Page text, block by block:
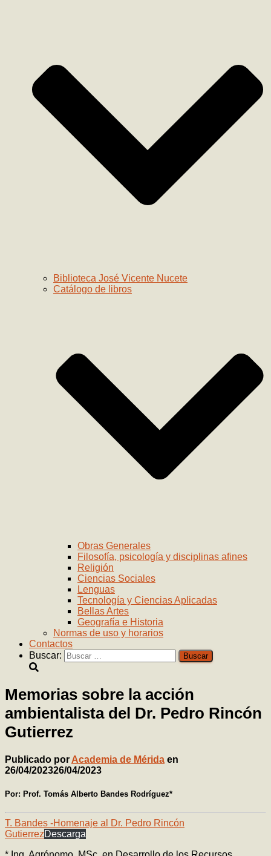
Biblioteca José Vicente Nucete
Catálogo de libros
Obras Generales
Filosofía, psicología y disciplinas afines
Religión
Ciencias Sociales
Lenguas
Tecnología y Ciencias Aplicadas
Bellas Artes
Geografía e Historia
Normas de uso y horarios
Contactos
Buscar:
Memorias sobre la acción
ambientalista del Dr. Pedro Rincón
Gutierrez
Publicado por Academia de Mérida en
26/04/202326/04/2023
Por: Prof. Tomás Alberto Bandes Rodríguez*
T. Bandes -Homenaje al Dr. Pedro Rincón
GutierrezDescarga